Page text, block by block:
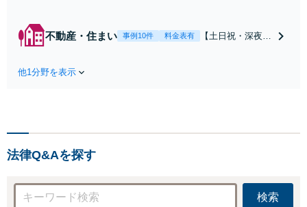
起訴を目指します。逮捕
勾留されている場合、首
不動産・住まい 事例10件 料金表有
【土日祝・深夜相
可能【初回相談無
他1分野を表示
法律Q&Aを探す
検索